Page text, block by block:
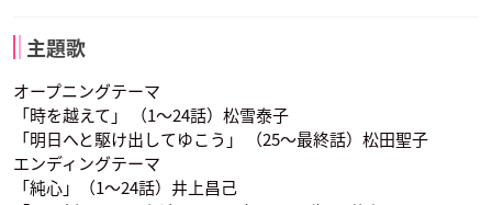
主題歌
オープニングテーマ
「時を越えて」 （1〜24話）松雪泰子
「明日へと駆け出してゆこう」 （25〜最終話）松田聖子
エンディングテーマ
「純心」（1〜24話）井上昌己